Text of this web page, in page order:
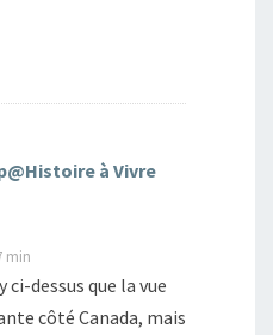
à Vivre
min
ci-dessus que la vue
côté Canada, mais